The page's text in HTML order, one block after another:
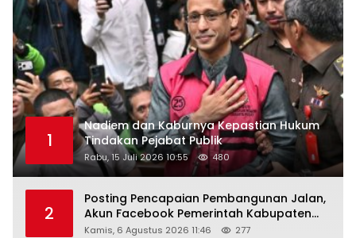
1
Nadiem dan Kaburnya Kepastian Hukum
Tindakan Pejabat Publik
Rabu, 15 Juli 2026 10:55 480
2
Posting Pencapaian Pembangunan Jalan,
Akun Facebook Pemerintah Kabupaten
Rembang “Dirujak” Warganet
Kamis, 6 Agustus 2026 11:46 277